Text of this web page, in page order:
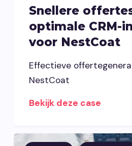
Snellere
optimale CRM-
voor NestCoat
Effectieve
NestCoat
Bekijk deze case